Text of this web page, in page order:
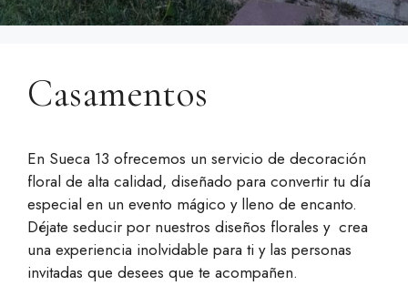
Casamentos
En Sueca 13 ofrecemos un servicio de decoración
floral de alta calidad, diseñado para convertir tu día
especial en un evento mágico y lleno de encanto.
Déjate seducir por nuestros diseños florales y crea
una experiencia inolvidable para ti y las personas
invitadas que desees que te acompañen.